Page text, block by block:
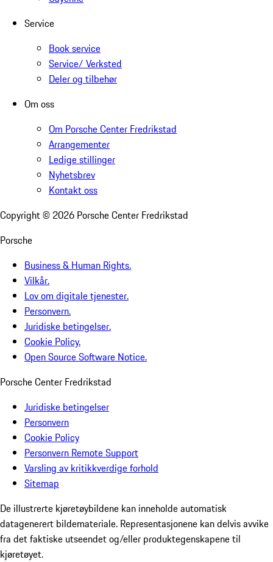
Service
Book service
Service/ Verksted
Deler og tilbehør
Om oss
Om Porsche Center Fredrikstad
Arrangementer
Ledige stillinger
Nyhetsbrev
Kontakt oss
Copyright © 2026 Porsche Center Fredrikstad
Porsche
Business & Human Rights.
Vilkår.
Lov om digitale tjenester.
Personvern.
Juridiske betingelser.
Cookie Policy.
Open Source Software Notice.
Porsche Center Fredrikstad
Juridiske betingelser
Personvern
Cookie Policy
Personvern Remote Support
Varsling av kritikkverdige forhold
Sitemap
De illustrerte kjøretøybildene kan inneholde automatisk
datagenerert bildemateriale. Representasjonene kan delvis avvike
fra det faktiske utseendet og/eller produktegenskapene til
kjøretøyet.